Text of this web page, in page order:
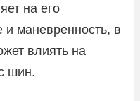
на его
и маневренность, в
влиять на
шин.